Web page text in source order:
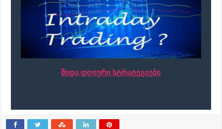
შიდა დღიური სტრატეგიები